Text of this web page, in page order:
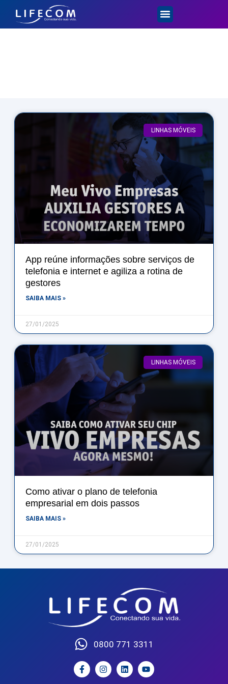
LINHAS MÓVEIS
App reúne informações sobre serviços de
telefonia e internet e agiliza a rotina de
gestores
SAIBA MAIS »
27/01/2025
LINHAS MÓVEIS
Como ativar o plano de telefonia
empresarial em dois passos
SAIBA MAIS »
27/01/2025
0800 771 3311